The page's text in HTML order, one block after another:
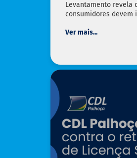
Levantamento revela
consumidores devem
Ver mais...